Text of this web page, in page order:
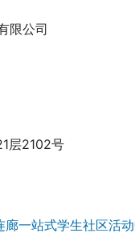
限公司
层2102号
一站式学生社区活